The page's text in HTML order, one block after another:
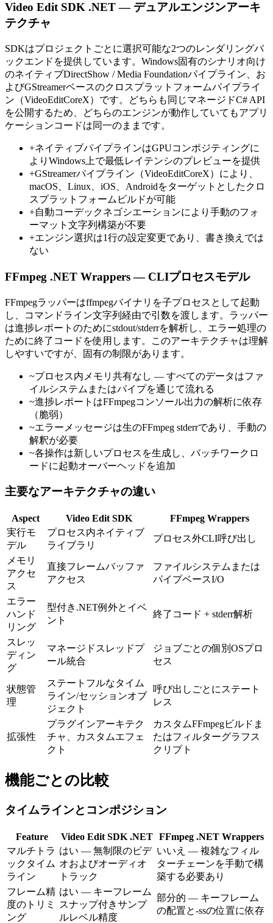
Video Edit SDK .NET — デュアルエンジンアーキ
テクチャ
SDKはプロジェクトごとに選択可能な2つのレンダリングバ
ックエンドを提供しています。Windows固有のシナリオ向け
のネイティブDirectShow / Media Foundationパイプライン、お
よびGStreamerベースのクロスプラットフォームパイプライ
ン（VideoEditCoreX）です。どちらも同じマネージドC# API
を公開するため、どちらのエンジンが動作していてもアプリ
ケーションコードは同一のままです。
+ネイティブパイプラインはGPUコンポジティングに
よりWindows上で最低レイテンシのプレビューを提供
+GStreamerパイプライン（VideoEditCoreX）により、
macOS、Linux、iOS、Androidをターゲットとしたクロ
スプラットフォームビルドが可能
+自動コーデックネゴシエーションにより手動のフォ
ーマット文字列構築が不要
+エンジン選択は1行の設定変更であり、書き換えでは
ない
FFmpeg .NET Wrappers — CLIプロセスモデル
FFmpegラッパーはffmpegバイナリを子プロセスとして起動
し、コマンドライン文字列経由で引数を渡します。ラッパー
は進捗レポートのためにstdout/stderrを解析し、エラー処理の
ために終了コードを使用します。このアーキテクチャは理解
しやすいですが、固有の制限があります。
~プロセス内メモリ共有なし — すべてのデータはファ
イルシステムまたはパイプを通じて流れる
~進捗レポートはFFmpegコンソール出力の解析に依存
（脆弱）
~エラーメッセージは生のFFmpeg stderrであり、手動の
解釈が必要
~各操作は新しいプロセスを生成し、バッチワークロ
ードに起動オーバーヘッドを追加
主要なアーキテクチャの違い
Aspect Video Edit SDK
FFmpeg Wrappers
実行モ
デル
プロセス内ネイティブ
ライブラリ
プロセス外CLI呼び出し
メモリ
アクセ
ス
直接フレームバッファ
アクセス
ファイルシステムまたは
パイプベースI/O
エラー
ハンド
リング
型付き.NET例外とイベ
ント
終了コード + stderr解析
スレッ
ディン
グ
マネージドスレッドプ
ール統合
ジョブごとの個別OSプロ
セス
状態管
理
ステートフルなタイム
ライン/セッションオブ
ジェクト
呼び出しごとにステート
レス
拡張性
プラグインアーキテク
チャ、カスタムエフェ
クト
カスタムFFmpegビルドま
たはフィルターグラフス
クリプト
機能ごとの比較
タイムラインとコンポジション
Feature Video Edit SDK .NET
FFmpeg .NET Wrappers
マルチトラ
ックタイム
ライン
はい — 無制限のビデ
オおよびオーディオ
トラック
いいえ — 複雑なフィル
ターチェーンを手動で構
築する必要あり
フレーム精
度のトリミ
ング
はい — キーフレーム
スナップ付きサンプ
ルレベル精度
部分的 — キーフレーム
の配置と-ssの位置に依存